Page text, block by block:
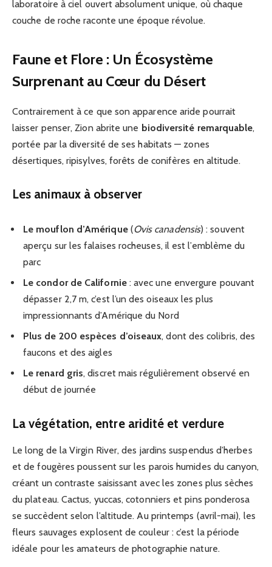
laboratoire à ciel ouvert absolument unique, où chaque
couche de roche raconte une époque révolue.
Faune et Flore : Un Écosystème
Surprenant au Cœur du Désert
Contrairement à ce que son apparence aride pourrait
laisser penser, Zion abrite une biodiversité remarquable,
portée par la diversité de ses habitats — zones
désertiques, ripisylves, forêts de conifères en altitude.
Les animaux à observer
Le mouflon d’Amérique(Ovis canadensis) : souvent
aperçu sur les falaises rocheuses, il est l’emblème du
parc
Le condor de Californie: avec une envergure pouvant
dépasser 2,7 m, c’est l’un des oiseaux les plus
impressionnants d’Amérique du Nord
Plus de 200 espèces d’oiseaux, dont des colibris, des
faucons et des aigles
Le renard gris, discret mais régulièrement observé en
début de journée
La végétation, entre aridité et verdure
Le long de la Virgin River, des jardins suspendus d’herbes
et de fougères poussent sur les parois humides du canyon,
créant un contraste saisissant avec les zones plus sèches
du plateau. Cactus, yuccas, cotonniers et pins ponderosa
se succèdent selon l’altitude. Au printemps (avril-mai), les
fleurs sauvages explosent de couleur : c’est la période
idéale pour les amateurs de photographie nature.